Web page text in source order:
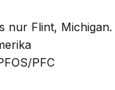
nur Flint, Michigan.
PFC